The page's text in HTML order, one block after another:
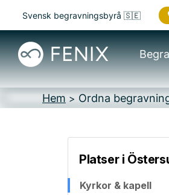
Svensk begravningsbyrå 🇸🇪
Hem > Ordna
Platser i
Kyrkor & kapell